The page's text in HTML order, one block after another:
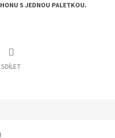
S JEDNOU PALETKOU.
SDÍLET